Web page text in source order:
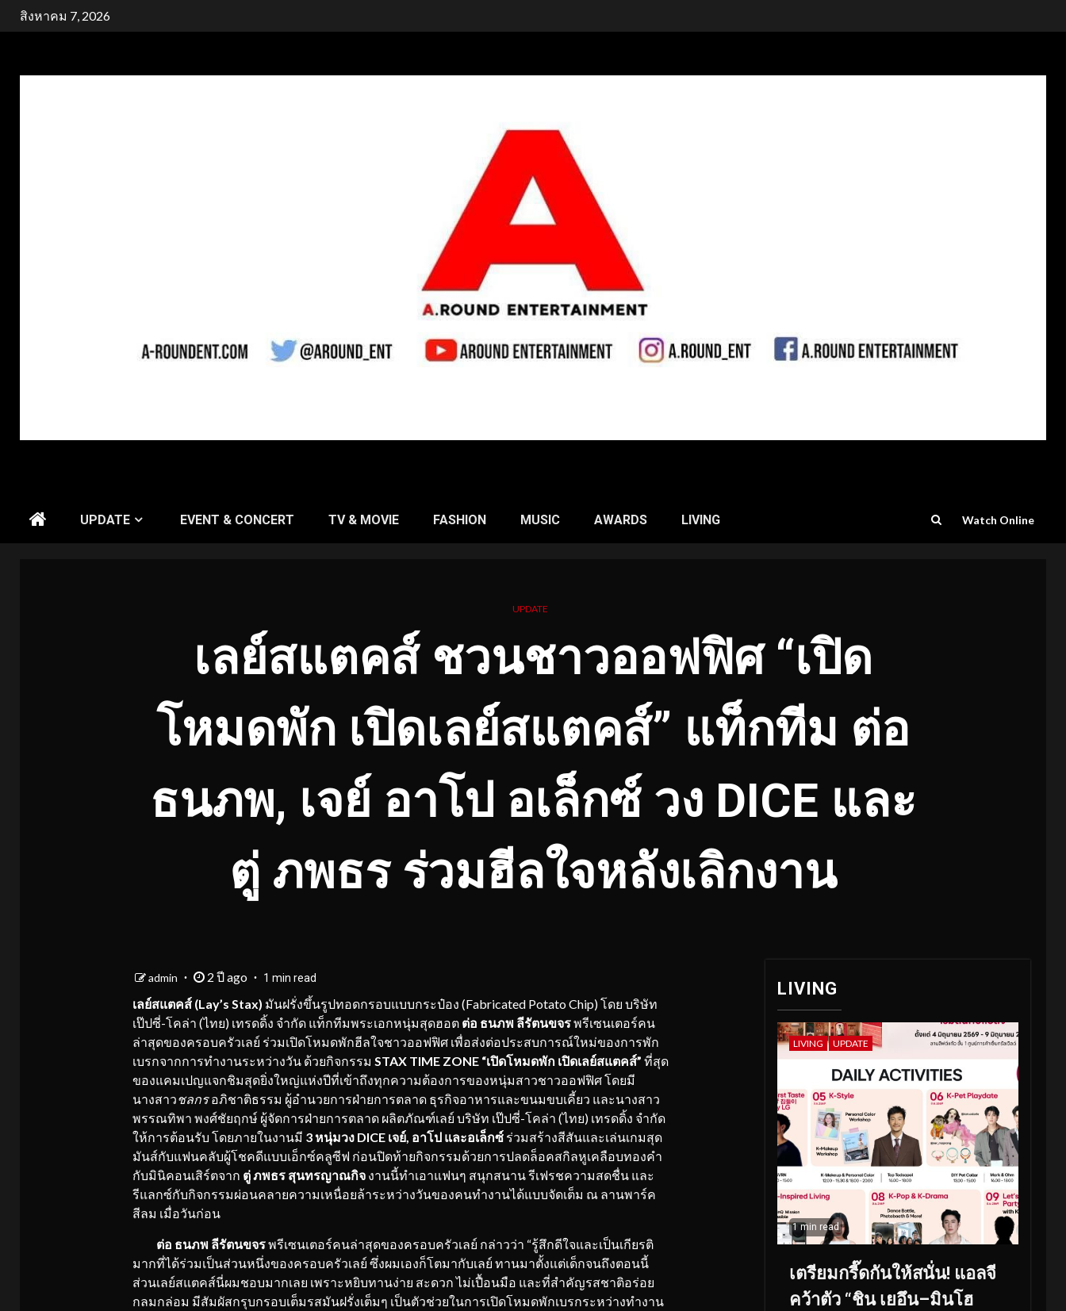
Skipสิงหาคม 7, 2026
UPDATE EVENT & CONCERT TV & MOVIE FASHION MUSIC AWARDS LIVING Watch Online
UPDATE
เลย์สแตคส์ ชวนชาวออฟฟิศ “เปิด
โหมดพัก เปิดเลย์สแตคส์” แท็กทีม ต่อ
ธนภพ, เจย์ อาโป อเล็กซ์ วง DICE และ
ตู่ ภพธร ร่วมฮีลใจหลังเลิกงาน
admin 2 ปี ago 1 min read
เลย์สแตคส์ (Lay’s Stax) มันฝรั่งขึ้นรูปทอดกรอบแบบกระป๋อง (Fabricated Potato Chip) โดย บริษัท
เป๊ปซี่-โคล่า (ไทย) เทรดดิ้ง จำกัด แท็กทีมพระเอกหนุ่มสุดฮอต ต่อ ธนภพ ลีรัตนขจรพรีเซนเตอร์คน
ล่าสุดของครอบครัวเลย์ ร่วมเปิดโหมดพักฮีลใจชาวออฟฟิศ เพื่อส่งต่อประสบการณ์ใหม่ของการพัก
เบรกจากการทำงานระหว่างวัน ด้วยกิจกรรม STAX TIME ZONE “เปิดโหมดพัก เปิดเลย์สแตคส์” ที่สุด
ของแคมเปญแจกชิมสุดยิ่งใหญ่แห่งปีที่เข้าถึงทุกความต้องการของหนุ่มสาวชาวออฟฟิศ โดยมี
นางสาวชลกรอภิชาติธรรม ผู้อำนวยการฝ่ายการตลาด ธุรกิจอาหารและขนมขบเคี้ยว และนางสาว
พรรณทิพา พงศ์ชัยฤกษ์ ผู้จัดการฝ่ายการตลาด ผลิตภัณฑ์เลย์ บริษัท เป๊ปซี่-โคล่า (ไทย) เทรดดิ้ง จำกัด
ให้การต้อนรับ โดยภายในงานมี 3 หนุ่มวง DICE เจย์, อาโป และอเล็กซ์ร่วมสร้างสีสันและเล่นเกมสุด
มันส์กับแฟนคลับผู้โชคดีแบบเอ็กซ์คลูซีฟ ก่อนปิดท้ายกิจกรรมด้วยการปลดล็อคสกิลหูเคลือบทองคำ
กับมินิคอนเสิร์ตจาก ตู่ ภพธร สุนทรญาณกิจงานนี้ทำเอาแฟนๆ สนุกสนาน รีเฟรชความสดชื่น และ
รีแลกซ์กับกิจกรรมผ่อนคลายความเหนื่อยล้าระหว่างวันของคนทำงานได้แบบจัดเต็ม ณ ลานพาร์ค
สีลม เมื่อวันก่อน
ต่อ ธนภพ ลีรัตนขจรพรีเซนเตอร์คนล่าสุดของครอบครัวเลย์ กล่าวว่า “รู้สึกดีใจและเป็นเกียรติ
มากที่ได้ร่วมเป็นส่วนหนึ่งของครอบครัวเลย์ ซึ่งผมเองก็โตมากับเลย์ ทานมาตั้งแต่เด็กจนถึงตอนนี้
ส่วนเลย์สแตคส์นี่ผมชอบมากเลย เพราะหยิบทานง่าย สะดวก ไม่เปื้อนมือ และที่สำคัญรสชาติอร่อย
กลมกล่อม มีสัมผัสกรุบกรอบเต็มรสมันฝรั่งเต็มๆ เป็นตัวช่วยในการเปิดโหมดพักเบรกระหว่างทำงาน
LIVING
LIVING UPDATE
1 min read
เตรียมกรี๊ดกันให้สนั่น! แอลจี
คว้าตัว “ชิน เยอึน–มินโฮ